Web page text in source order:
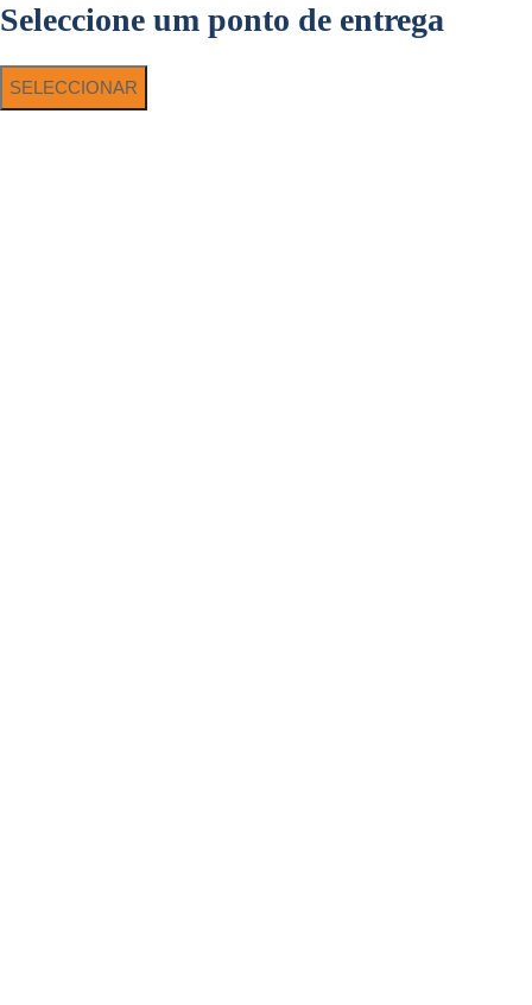
Seleccione um ponto de entrega
SELECCIONAR